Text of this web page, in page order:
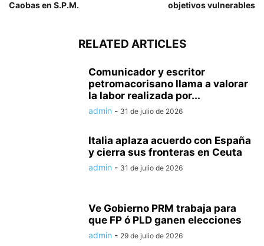
Caobas en S.P.M.
objetivos vulnerables
RELATED ARTICLES
Comunicador y escritor
petromacorisano llama a valorar
la labor realizada por...
admin - 31 de julio de 2026
Italia aplaza acuerdo con España
y cierra sus fronteras en Ceuta
admin - 31 de julio de 2026
Ve Gobierno PRM trabaja para
que FP ó PLD ganen elecciones
admin - 29 de julio de 2026